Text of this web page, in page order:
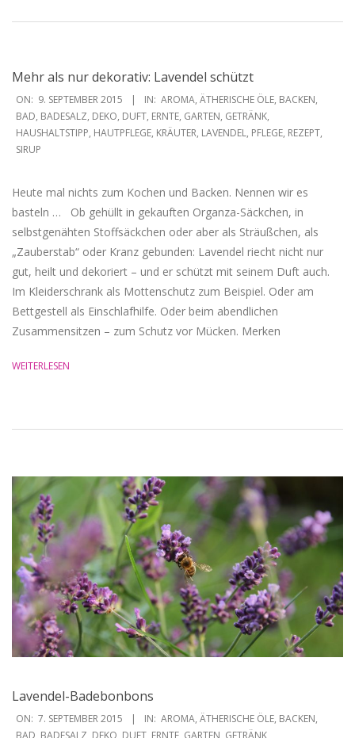
Mehr als nur dekorativ: Lavendel schützt
2015-
09-
09
ON: 9. SEPTEMBER 2015 IN: AROMA, ÄTHERISCHE ÖLE, BACKEN,
BAD, BADESALZ, DEKO, DUFT, ERNTE, GARTEN, GETRÄNK,
HAUSHALTSTIPP, HAUTPFLEGE, KRÄUTER, LAVENDEL, PFLEGE, REZEPT,
SIRUP
Heute mal nichts zum Kochen und Backen. Nennen wir es
basteln … ‎ ‎ Ob gehüllt in gekauften Organza-Säckchen, in
selbstgenähten Stoffsäckchen oder aber als Sträußchen, als
„Zauberstab“ oder Kranz gebunden: Lavendel riecht nicht nur
gut, heilt und dekoriert – und er schützt mit seinem Duft auch.
Im Kleiderschrank als Mottenschutz zum Beispiel. Oder am
Bettgestell als Einschlafhilfe. Oder beim abendlichen
Zusammensitzen – zum Schutz vor Mücken. Merken
WEITERLESEN
Lavendel-Badebonbons
2015-
09-
ON: 7. SEPTEMBER 2015 IN: AROMA, ÄTHERISCHE ÖLE, BACKEN,
BAD BADESALZ DEKO DUFT ERNTE GARTEN GETRÄNK